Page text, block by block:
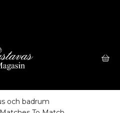
och badrum